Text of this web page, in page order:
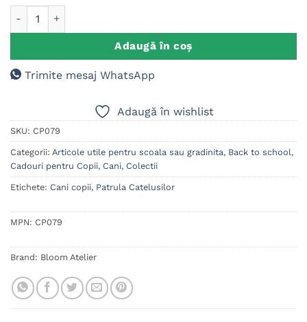
Adaugă în coș
Trimite mesaj WhatsApp
Adaugă în wishlist
SKU: CP079
Categorii: Articole utile pentru scoala sau gradinita, Back to school,
Cadouri pentru Copii, Cani, Colectii
Etichete: Cani copii, Patrula Catelusilor
MPN: CP079
Brand: Bloom Atelier